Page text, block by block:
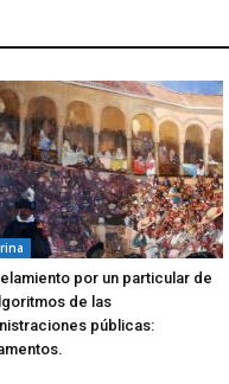
por un particular de
de las
públicas: